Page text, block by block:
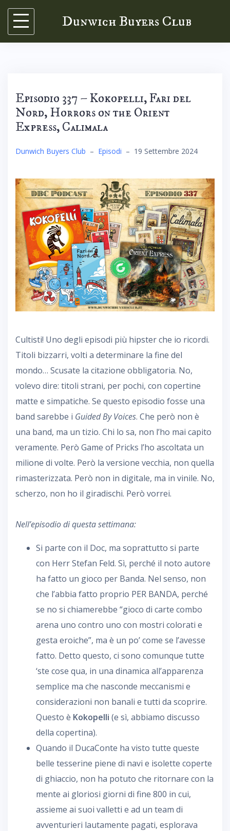
Skip
content
Dunwich Buyers Club
Episodio 337 – Kokopelli, Fari del
Nord, Horrors on the Orient
Express, Calimala
Dunwich Buyers Club – Episodi – 19 Settembre 2024
Cultisti! Uno degli episodi più hipster che io ricordi.
Titoli bizzarri, volti a determinare la fine del
mondo… Scusate la citazione obbligatoria. No,
volevo dire: titoli strani, per pochi, con copertine
matte e simpatiche. Se questo episodio fosse una
band sarebbe i Guided By Voices. Che però non è
una band, ma un tizio. Chi lo sa, non l’ho mai capito
veramente. Però Game of Pricks l’ho ascoltata un
milione di volte. Però la versione vecchia, non quella
rimasterizzata. Però non in digitale, ma in vinile. No,
scherzo, non ho il giradischi. Però vorrei.
Nell’episodio di questa settimana:
Si parte con il Doc, ma soprattutto si parte
con Herr Stefan Feld. Sì, perché il noto autore
ha fatto un gioco per Banda. Nel senso, non
che l’abbia fatto proprio PER BANDA, perché
se no si chiamerebbe “gioco di carte combo
arena uno contro uno con mostri colorati e
gesta eroiche”, ma è un po’ come se l’avesse
fatto. Detto questo, ci sono comunque tutte
‘ste cose qua, in una dinamica all’apparenza
semplice ma che nasconde meccanismi e
considerazioni non banali e tutti da scoprire.
Questo è Kokopelli (e sì, abbiamo discusso
della copertina).
Quando il DucaConte ha visto tutte queste
belle tesserine piene di navi e isolette coperte
di ghiaccio, non ha potuto che ritornare con la
mente ai gloriosi giorni di fine 800 in cui,
assieme ai suoi valletti e ad un team di
avventurieri lautamente pagati, esplorava